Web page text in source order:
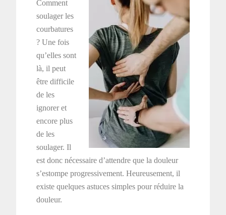
Comment
soulager les
courbatures
? Une fois
qu’elles sont
là, il peut
être difficile
de les
ignorer et
encore plus
de les
soulager. Il
est donc nécessaire d’attendre que la douleur
s’estompe progressivement. Heureusement, il
existe quelques astuces simples pour réduire la
douleur.